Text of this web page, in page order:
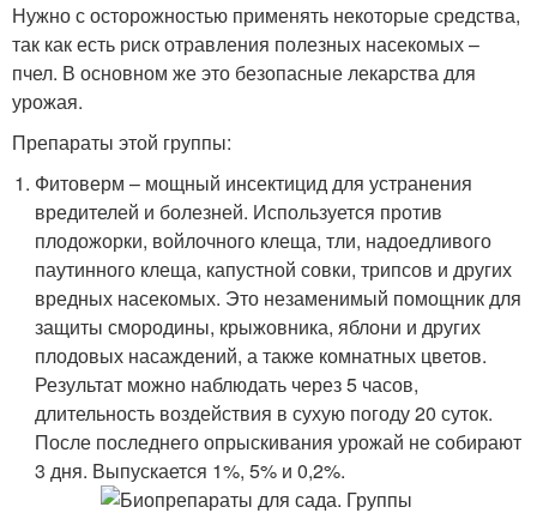
Нужно с осторожностью применять некоторые средства,
так как есть риск отравления полезных насекомых –
пчел. В основном же это безопасные лекарства для
урожая.
Препараты этой группы:
Фитоверм – мощный инсектицид для устранения
вредителей и болезней. Используется против
плодожорки, войлочного клеща, тли, надоедливого
паутинного клеща, капустной совки, трипсов и других
вредных насекомых. Это незаменимый помощник для
защиты смородины, крыжовника, яблони и других
плодовых насаждений, а также комнатных цветов.
Результат можно наблюдать через 5 часов,
длительность воздействия в сухую погоду 20 суток.
После последнего опрыскивания урожай не собирают
3 дня. Выпускается 1%, 5% и 0,2%.